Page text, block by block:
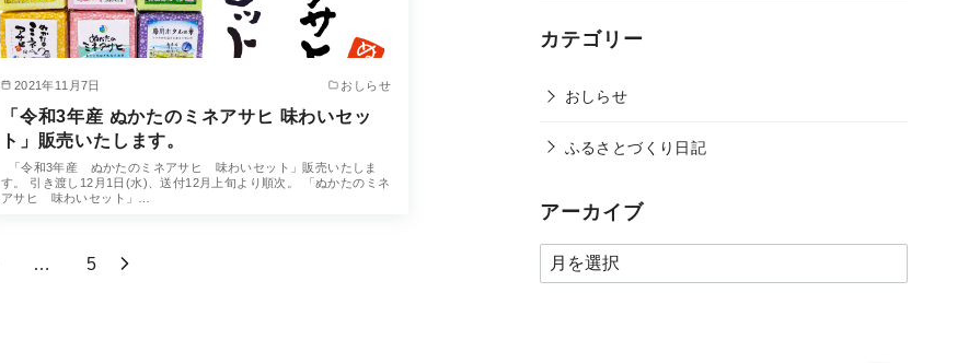
2021年11月7日 おしらせ
「令和3年産 ぬかたのミネアサヒ 味わいセッ
ト」販売いたします。
「令和3年産 ぬかたのミネアサヒ 味わいセット」販売いたしま
す。 引き渡し12月1日(水)、送付12月上旬より順次。 「ぬかたのミネ
アサヒ 味わいセット」…
… 5
カテゴリー
おしらせ
ふるさとづくり日記
アーカイブ
ア
ー